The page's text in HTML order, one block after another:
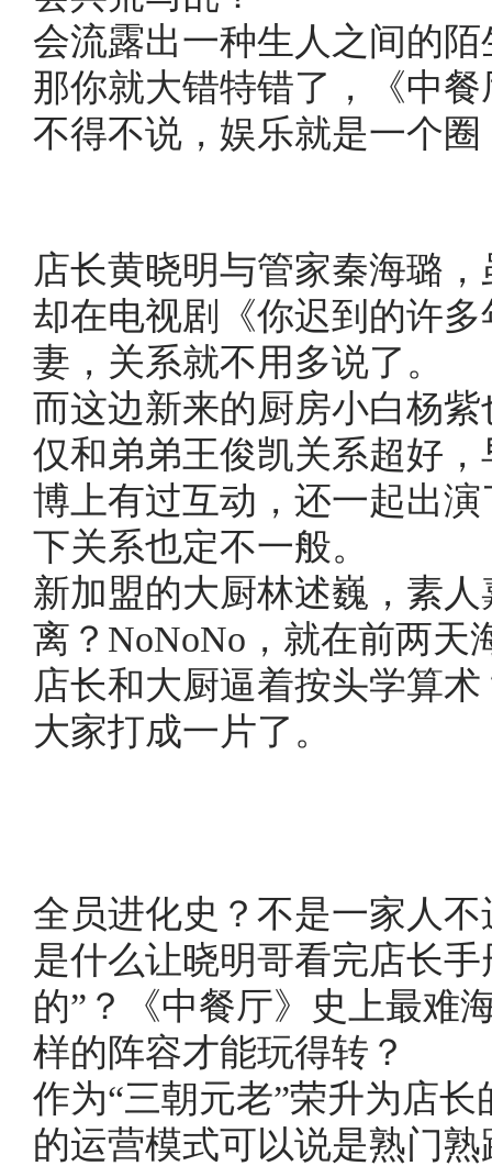
会流露出一种生人之间的
那你就大错特错了，《中
不得不说，娱乐就是一个圈
店长黄晓明与管家秦海璐
却在电视剧《你迟到的许
妻，关系就不用多说了。
而这边新来的厨房小白杨
仅和弟弟王俊凯关系超好
博上有过互动，还一起出
下关系也定不一般。
新加盟的大厨林述巍，素
离？NoNoNo，就在前两天
店长和大厨逼着按头学算
大家打成一片了。
全员进化史？不是一家人
是什么让晓明哥看完店长
的”？《中餐厅》史上最难
样的阵容才能玩得转？
作为“三朝元老”荣升为店
的运营模式可以说是熟门